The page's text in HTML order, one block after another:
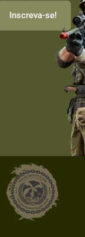
Inscreva-se!